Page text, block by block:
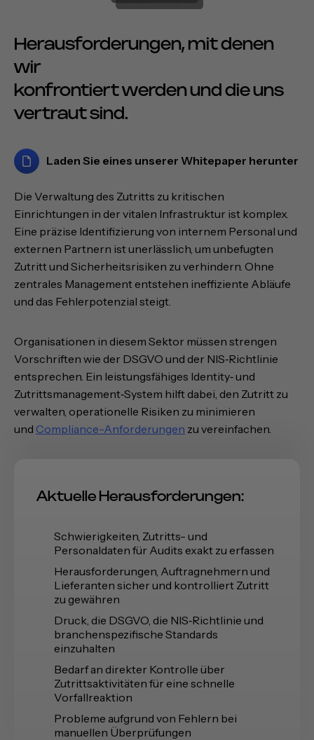
Herausforderungen, mit denen
wir
konfrontiert werden und die uns
vertraut sind.
Laden Sie eines unserer Whitepaper herunter
Die Verwaltung des Zutritts zu kritischen
Einrichtungen in der vitalen Infrastruktur ist komplex.
Eine präzise Identifizierung von internem Personal und
externen Partnern ist unerlässlich, um unbefugten
Zutritt und Sicherheitsrisiken zu verhindern. Ohne
zentrales Management entstehen ineffiziente Abläufe
und das Fehlerpotenzial steigt.
Organisationen in diesem Sektor müssen strengen
Vorschriften wie der DSGVO und der NIS‑Richtlinie
entsprechen. Ein leistungsfähiges Identity‑ und
Zutrittsmanagement‑System hilft dabei, den Zutritt zu
verwalten, operationelle Risiken zu minimieren
und Compliance-Anforderungen zu vereinfachen.
Aktuelle Herausforderungen:
Schwierigkeiten, Zutritts- und
Personaldaten für Audits exakt zu erfassen
Herausforderungen, Auftragnehmern und
Lieferanten sicher und kontrolliert Zutritt
zu gewähren
Druck, die DSGVO, die NIS‑Richtlinie und
branchenspezifische Standards
einzuhalten
Bedarf an direkter Kontrolle über
Zutrittsaktivitäten für eine schnelle
Vorfallreaktion
Probleme aufgrund von Fehlern bei
manuellen Überprüfungen